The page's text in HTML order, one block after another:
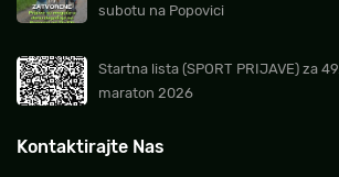
subotu na Popovici
Startna lista (SPORT PRIJAVE) za
maraton 2026
Kontaktirajte Nas